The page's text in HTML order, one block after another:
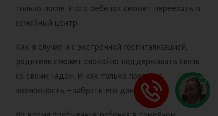
только после этого ребенок сможет переехать в
семейный центр.
Как в случае и с экстренной госпитализацией,
родитель сможет спокойно поддерживать связь
со своим чадом. И как только появится
возможность – забрать его домой.